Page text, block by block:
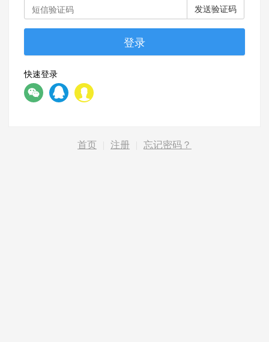
发送验证码
登录
快速登录
首页 注册 忘记密码？